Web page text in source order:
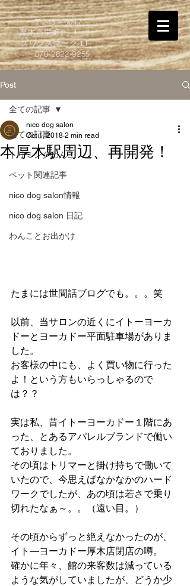
​〒243－0017
厚木市栄町2－1－3
スワンズマーク１F
070-2622-9255
Post
全ての記事
トリミングわんこ
ペット関連記事
nico dog salon情報
nico dog salon 日記
わんことお出かけ
全ての記事
本厚木駅周辺、再開発！
nico dog salon
Oct 1, 2018 2 min read
たまには世間話ブログでも。。。笑
以前、当サロンの近くにイトーヨーカ
ドーとヨーカドー平面駐車場がありま
した。
お客様の中にも、よく買い物に行った
よ！という方もいらっしゃるので
は？？
実は私、昔イトーヨーカドー１階にあ
った、とあるアパレルブランドで働い
ておりました。
その頃はトリマーと掛け持ちで働いて
いたので、今思えばなかなかのハード
ワークでしたが、あの頃は若さで乗り
切れたなぁ～。。（遠い目。）
その頃からずっと絶えなかったのが、
イト―ヨーカドー厚木店閉店の噂。
確かに年々、館の来客数は減っている
ような気がしていましたが、どうか少